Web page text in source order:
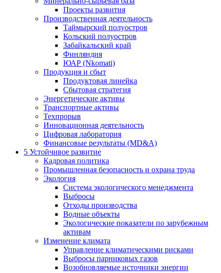
Проекты развития
Производственная деятельность
Таймырский полуостров
Кольский полуостров
Забайкальский край
Финляндия
ЮАР (Nkomati)
Продукция и сбыт
Продуктовая линейка
Сбытовая стратегия
Энергетические активы
Транспортные активы
Техпрорыв
Инновационная деятельность
Цифровая лаборатория
Финансовые результаты (MD&A)
5 Устойчивое развитие
Кадровая политика
Промышленная безопасность и охрана труда
Экология
Система экологического менеджмента
Выбросы
Отходы производства
Водные объекты
Экологические показатели по зарубежным
активам
Изменение климата
Управление климатическими рисками
Выбросы парниковых газов
Возобновляемые источники энергии